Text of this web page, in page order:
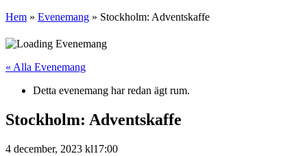
Hem » Evenemang » Stockholm: Adventskaffe
« Alla Evenemang
Detta evenemang har redan ägt rum.
Stockholm: Adventskaffe
4 december, 2023 kl17:00